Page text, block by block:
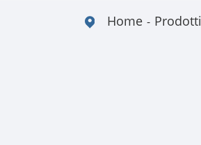
Home Prodotti